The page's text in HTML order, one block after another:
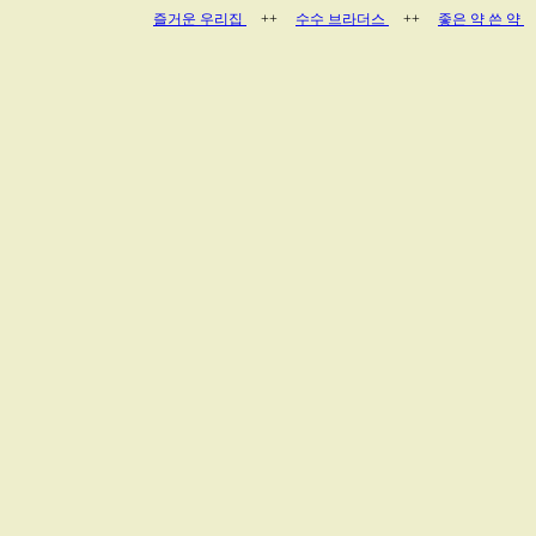
즐거운 우리집 ++ 수수 브라더스 ++ 좋은 약 쓴 약